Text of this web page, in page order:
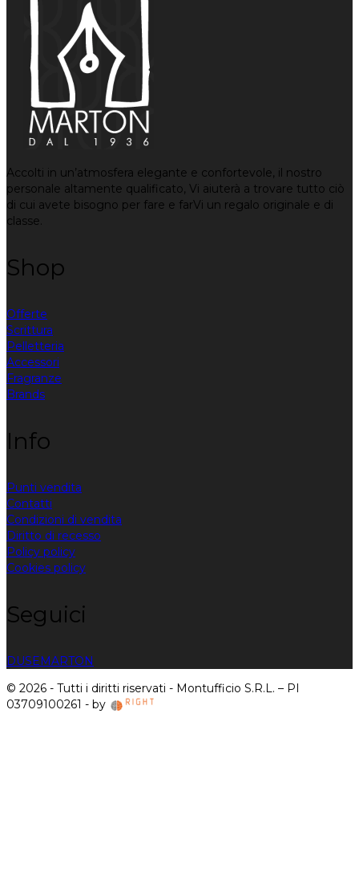
Accolti in un’atmosfera elegante e confortevole, il nostro
personale altamente qualificato, Vi aiuterà a trovare tutto ciò
di cui avete bisogno per fare e farVi un regalo originale e di
classe.
Shop
Offerte
Scrittura
Pelletteria
Accessori
Fragranze
Brands
Info
Punti vendita
Contatti
Condizioni di vendita
Diritto di recesso
Policy policy
Cookies policy
Seguici
DUSEMARTON
© 2026 - Tutti i diritti riservati - Montufficio S.R.L. – PI
03709100261 - by